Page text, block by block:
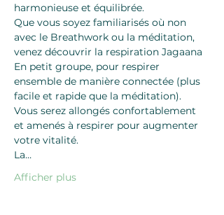
harmonieuse et équilibrée.
Que vous soyez familiarisés où non
avec le Breathwork ou la méditation,
venez découvrir la respiration Jagaana
En petit groupe, pour respirer
ensemble de manière connectée (plus
facile et rapide que la méditation).
Vous serez allongés confortablement
et amenés à respirer pour augmenter
votre vitalité.
La…
Afficher plus